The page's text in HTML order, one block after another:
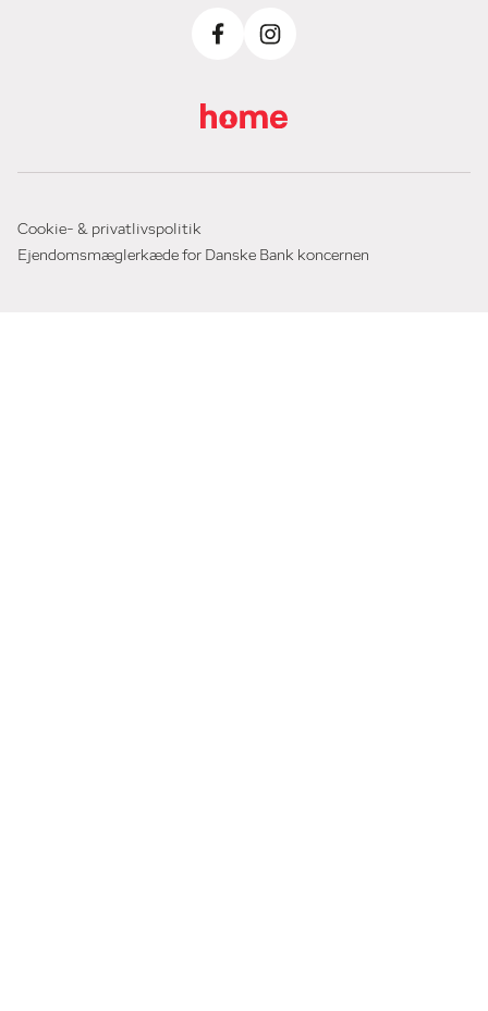
Cookie- & privatlivspolitik
Ejendomsmæglerkæde for Danske Bank koncernen